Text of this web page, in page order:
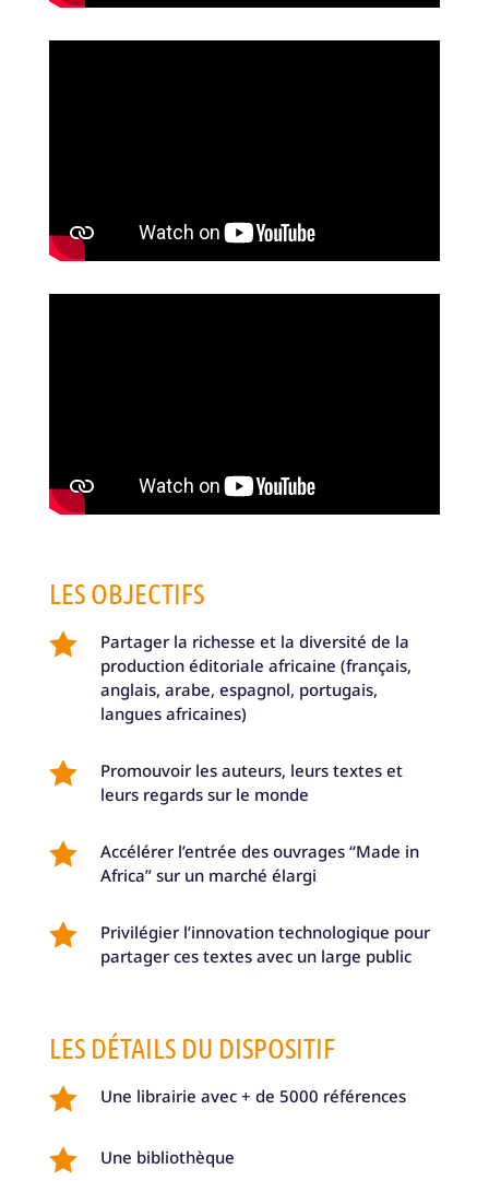
LES OBJECTIFS

Partager la richesse et la diversité de la
production éditoriale africaine (français,
anglais, arabe, espagnol, portugais,
langues africaines)

Promouvoir les auteurs, leurs textes et
leurs regards sur le monde

Accélérer l’entrée des ouvrages “Made in
Africa” sur un marché élargi

Privilégier l’innovation technologique pour
partager ces textes avec un large public
LES DÉTAILS DU DISPOSITIF
 Une librairie avec + de 5000 références
 Une bibliothèque